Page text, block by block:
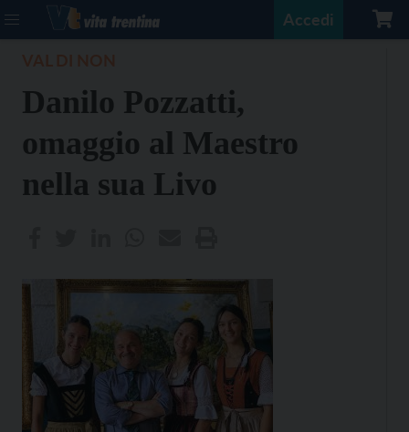
Accedi
Danilo Pozzatti,
omaggio al Maestro
nella sua Livo